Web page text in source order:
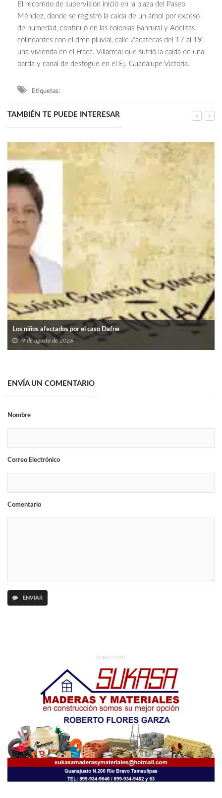
El recorrido de supervisión inició en la plaza del Paseo
Méndez, donde se registró la caída de un árbol por exceso
de humedad, continuó en las colonias Banrural y Adelitas
colindantes con el dren pluvial, calle Zacatecas del 17 al 19,
una vivienda en el Fracc. Villarreal que sufrió la caída de una
barda y canal de desfogue en el Ej. Guadalupe Victoria.
Etiquetas:
TAMBIÉN TE PUEDE INTERESAR
Los niños afectados por el caso Dafne
9 de agosto de 2026
ENVÍA UN COMENTARIO
Nombre
Correo Electrónico
Comentario
ENVIAR
PUBLICIDAD